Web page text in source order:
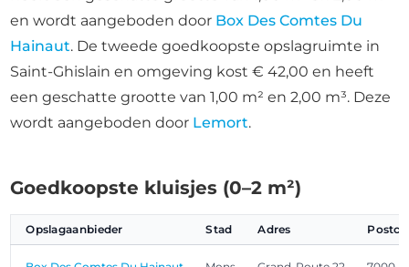
en wordt aangeboden door Box Des Comtes Du
Hainaut. De tweede goedkoopste opslagruimte in
Saint-Ghislain en omgeving kost € 42,00 en heeft
een geschatte grootte van 1,00 m² en 2,00 m³. Deze
wordt aangeboden door Lemort.
Goedkoopste kluisjes (0–2 m²)
Opslagaanbieder Stad Adres